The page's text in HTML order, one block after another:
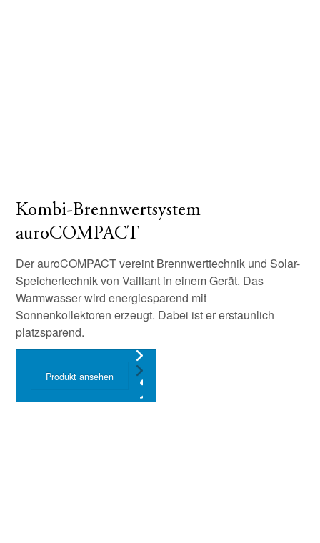
Kombi-Brennwertsystem
auroCOMPACT
Der auroCOMPACT vereint Brennwerttechnik und Solar-
Speichertechnik von Vaillant in einem Gerät. Das
Warmwasser wird energiesparend mit
Sonnenkollektoren erzeugt. Dabei ist er erstaunlich
platzsparend.
Produkt ansehen